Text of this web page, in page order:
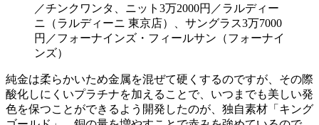
／チンクワンタ、ニット3万2000円／ラルディー
ニ（ラルディーニ 東京店）、サングラス3万7000
円／フォーナインズ・フィールサン（フォーナイ
ンズ）
純金は柔らかいため金属を混ぜて硬くするのですが、その際
酸化しにくいプラチナを加えることで、いつまでも美しい発
色を保つことができるよう開発したのが、独自素材「キング